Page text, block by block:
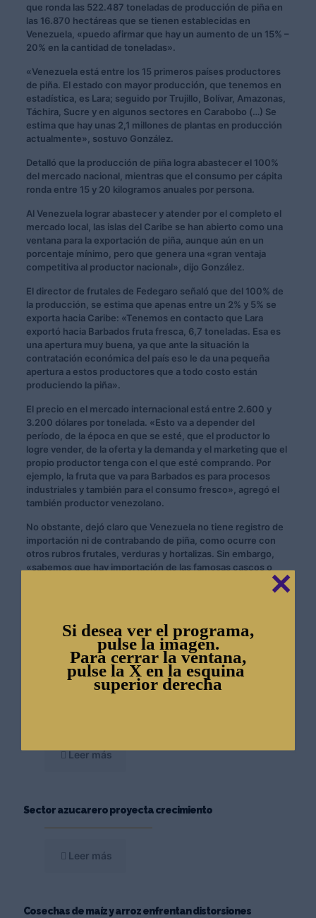
que ronda las 522.487 toneladas de producción de piña en
las 16.870 hectáreas que se tienen establecidas en
Venezuela, «puedo afirmar que hay un aumento de un 15% –
20% en la cantidad de toneladas».
«Venezuela está entre los 15 primeros países productores
de piña. El estado con mayor producción, que tenemos en
estadística, es Lara; seguido por Trujillo, Bolívar, Amazonas,
Táchira, Sucre y en algunos sectores en Carabobo (…) Se
estima que hay unas 2,1 millones de plantas en producción
actualmente», sostuvo González.
Detalló que la producción de piña logra abastecer el 100%
del mercado nacional, mientras que el consumo per cápita
ronda entre 15 y 20 kilogramos anuales por persona.
Al Venezuela lograr abastecer y atender por el completo el
mercado local, las islas del Caribe se han abierto como una
ventana para la exportación de piña, aunque aún en un
porcentaje mínimo, pero que genera una «gran ventaja
competitiva al productor nacional», dijo González.
El director de frutales de Fedegaro señaló que del 100% de
la producción, se estima que apenas entre un 2% y 5% se
exporta hacia Caribe: «Tenemos en contacto que Lara
exportó hacia Barbados fruta fresca, 6,7 toneladas. Esa es
una apertura muy buena, ya que ante la situación la
contratación económica del país eso le da una pequeña
apertura a estos productores que a todo costo están
produciendo la piña».
El precio en el mercado internacional está entre 2.600 y
3.200 dólares por tonelada. «Esto va a depender del
período, de la época en que se esté, que el productor lo
logre vender, de la oferta y la demanda y el marketing que el
propio productor tenga con el que esté comprando. Por
ejemplo, la fruta que va para Barbados es para procesos
industriales y también para el consumo fresco», agregó el
también productor venezolano.
No obstante, dejó claro que Venezuela no tiene registro de
importación ni de contrabando de piña, como ocurre con
otros rubros frutales, verduras y hortalizas. Sin embargo,
«sabemos que hay importación de las famosas cascos o
Posts Relacionados
Se garantiza abastecimiento de harina precocida para
Leer más
Sector azucarero proyecta crecimiento
Leer más
Cosechas de maíz y arroz enfrentan distorsiones
✕
Si desea ver el programa,
pulse la imagen.
Para cerrar la ventana,
pulse la X en la esquina
superior derecha